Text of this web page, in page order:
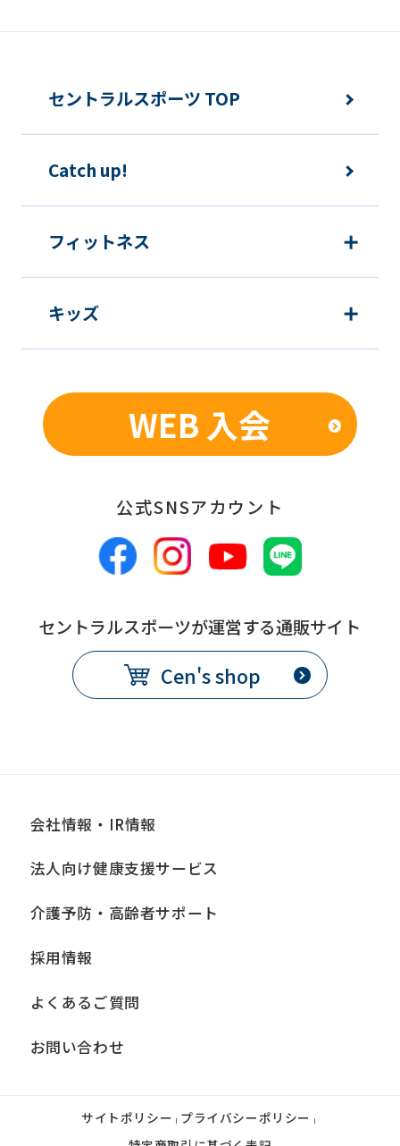
understand
before
Automatic
セントラルスポーツ TOP
Catch up!
フィットネス
キッズ
WEB 入会
公式SNSアカウント
セントラルスポーツが運営する通販サイト
Cen's shop
会社情報・IR情報
法人向け健康支援サービス
介護予防・高齢者サポート
採用情報
よくあるご質問
お問い合わせ
サイトポリシー | プライバシーポリシー |